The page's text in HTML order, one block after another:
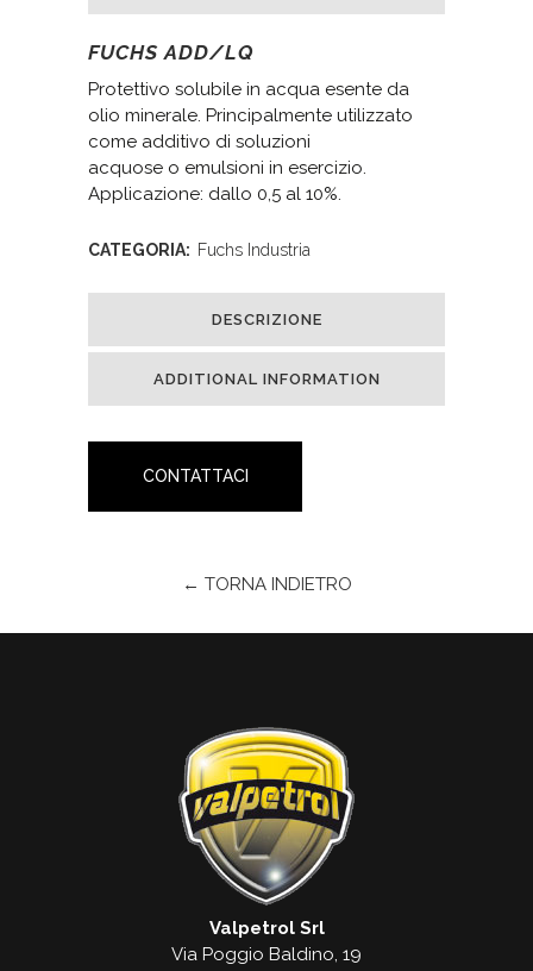
FUCHS ADD/LQ
Protettivo solubile in acqua esente da
olio minerale. Principalmente utilizzato
come additivo di soluzioni
acquose o emulsioni in esercizio.
Applicazione: dallo 0,5 al 10%.
CATEGORIA: Fuchs Industria
DESCRIZIONE
ADDITIONAL INFORMATION
CONTATTACI
← TORNA INDIETRO
Valpetrol Srl
Via Poggio Baldino, 19